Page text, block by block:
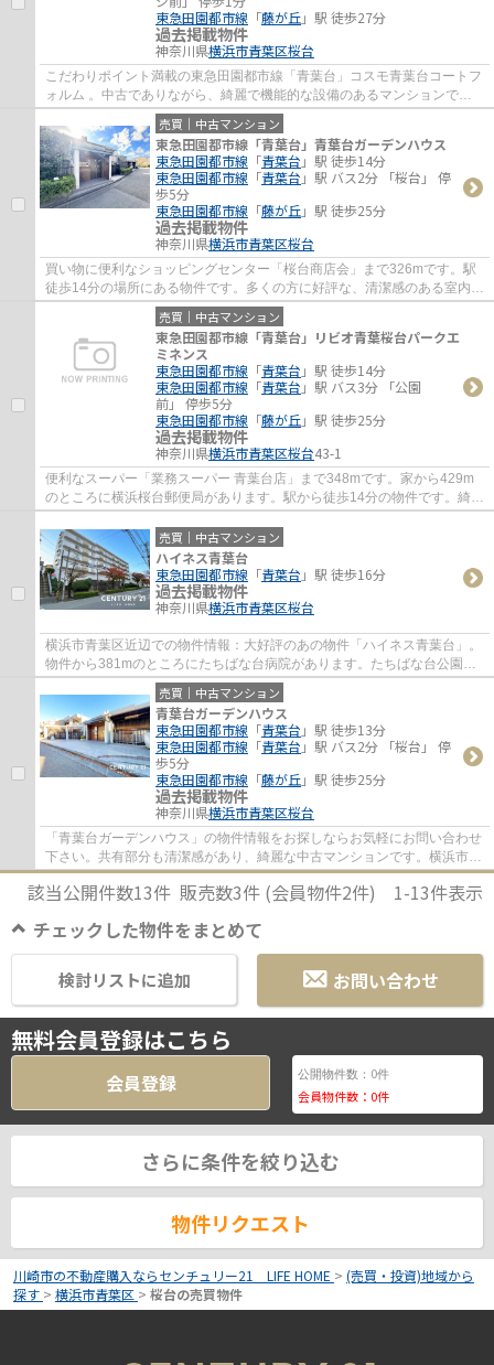
東急田園都市線 「藤が丘」駅 徒歩27分
過去掲載物件
神奈川県横浜市青葉区桜台
こだわりポイント満載の東急田園都市線「青葉台」コスモ青葉台コートフ
ォルム 。中古でありながら、綺麗で機能的な設備のあるマンションで
す。駅まで徒歩15分の場所にある物件です。こ...
売買｜中古マンション
東急田園都市線「青葉台」青葉台ガーデンハウス
東急田園都市線 「青葉台 」駅 徒歩14分
東急田園都市線 「青葉台 」駅 バス2分 「桜台」 停
歩5分
東急田園都市線 「藤が丘」駅 徒歩25分
過去掲載物件
神奈川県横浜市青葉区桜台
買い物に便利なショッピングセンター「桜台商店会」まで326mです。駅
徒歩14分の場所にある物件です。多くの方に好評な、清潔感のある室内が
魅力の中古マンションです。多種多様な物件...
売買｜中古マンション
東急田園都市線「青葉台」リビオ青葉桜台パークエ
ミネンス
東急田園都市線 「青葉台 」駅 徒歩14分
東急田園都市線 「青葉台 」駅 バス3分 「公園
前」 停歩5分
東急田園都市線 「藤が丘」駅 徒歩25分
過去掲載物件
神奈川県横浜市青葉区桜台43-1
便利なスーパー「業務スーパー 青葉台店」まで348mです。家から429m
のところに横浜桜台郵便局があります。駅から徒歩14分の物件です。綺麗
に整備された中古マンションで清潔感を感じま...
売買｜中古マンション
ハイネス青葉台
東急田園都市線 「青葉台 」駅 徒歩16分
過去掲載物件
神奈川県横浜市青葉区桜台
横浜市青葉区近辺での物件情報：大好評のあの物件「ハイネス青葉台」。
物件から381mのところにたちばな台病院があります。たちばな台公園ま
で490mです。中古でありながら、綺麗で機能...
売買｜中古マンション
青葉台ガーデンハウス
東急田園都市線 「青葉台 」駅 徒歩13分
東急田園都市線 「青葉台 」駅 バス2分 「桜台」 停
歩5分
東急田園都市線 「藤が丘」駅 徒歩25分
過去掲載物件
神奈川県横浜市青葉区桜台
「青葉台ガーデンハウス」の物件情報をお探しならお気軽にお問い合わせ
下さい。共有部分も清潔感があり、綺麗な中古マンションです。横浜市青
葉区でマイホームを手に入れようとお考え...
該当公開件数13件 販売数3件 (会員物件2件) 1-13件表示
チェックした物件をまとめて
お問い合わせ
検討リストに追加
無料会員登録はこちら
会員登録 公開物件数： 0件
会員物件数： 0件
さらに条件を絞り込む
物件リクエスト
川崎市の不動産購入ならセンチュリー21 LIFE HOME > (売買・投資)地域から
探す > 横浜市青葉区 > 桜台の売買物件